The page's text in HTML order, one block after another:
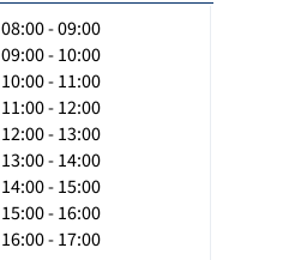
08:00 - 09:00
09:00 - 10:00
10:00 - 11:00
11:00 - 12:00
12:00 - 13:00
13:00 - 14:00
14:00 - 15:00
15:00 - 16:00
16:00 - 17:00